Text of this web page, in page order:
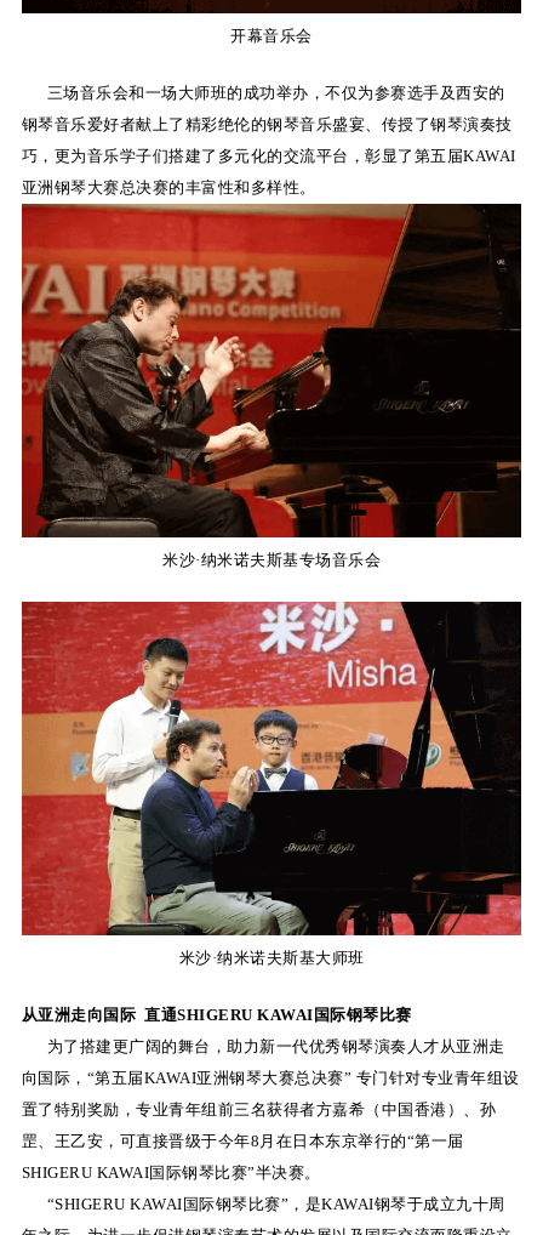
开幕音乐会
三场音乐会和一场大师班的成功举办，不仅为参赛选手及西安的
钢琴音乐爱好者献上了精彩绝伦的钢琴音乐盛宴、传授了钢琴演奏技
巧，更为音乐学子们搭建了多元化的交流平台，彰显了第五届KAWAI
亚洲钢琴大赛总决赛的丰富性和多样性。
米沙·纳米诺夫斯基专场音乐会
米沙·纳米诺夫斯基大师班
从亚洲走向国际 直通SHIGERU KAWAI国际钢琴比赛
为了搭建更广阔的舞台，助力新一代优秀钢琴演奏人才从亚洲走
向国际，“第五届KAWAI亚洲钢琴大赛总决赛” 专门针对专业青年组设
置了特别奖励，专业青年组前三名获得者方嘉希（中国香港）、孙
罡、王乙安，可直接晋级于今年8月在日本东京举行的“第一届
SHIGERU KAWAI国际钢琴比赛”半决赛。
“SHIGERU KAWAI国际钢琴比赛”，是KAWAI钢琴于成立九十周